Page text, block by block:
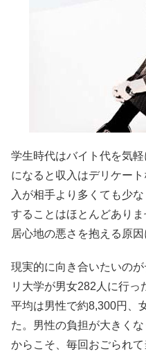
学生時代はバイト代を気
になると収入はデリケー
入が相手より多くても少
することはほとんどあり
居心地の悪さを抱える原
現実的に向き合いたいの
リ大学が男女282人に行
平均は男性で約8,300円、
た。男性の負担が大きく
からこそ、毎回おごられ